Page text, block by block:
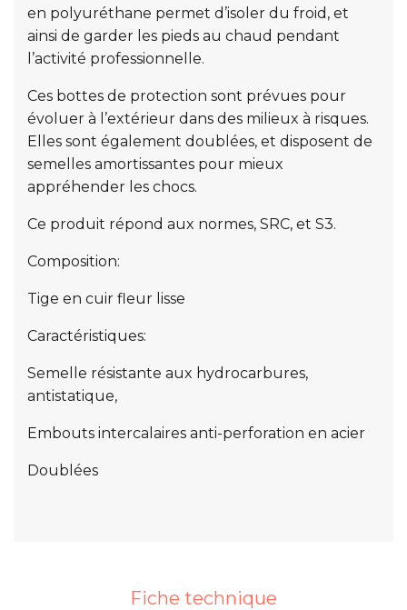
en polyuréthane permet d’isoler du froid, et
ainsi de garder les pieds au chaud pendant
l’activité professionnelle.
Ces bottes de protection sont prévues pour
évoluer à l’extérieur dans des milieux à risques.
Elles sont également doublées, et disposent de
semelles amortissantes pour mieux
appréhender les chocs.
Ce produit répond aux normes, SRC, et S3.
Composition:
Tige en cuir fleur lisse
Caractéristiques:
Semelle résistante aux hydrocarbures,
antistatique,
Embouts intercalaires anti-perforation en acier
Doublées
Fiche technique